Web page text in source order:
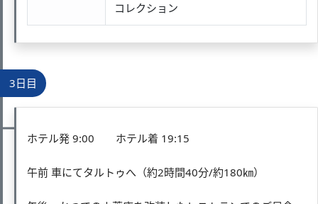
コレクション
3日目
ホテル発 9:00 ホテル着 19:15
午前 車にてタルトゥへ（約2時間40分/約180㎞）